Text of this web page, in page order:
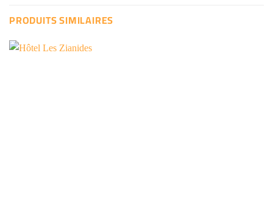
PRODUITS SIMILAIRES